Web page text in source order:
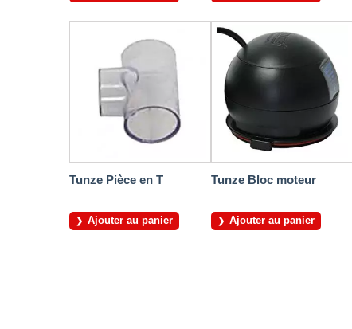
Tunze Pièce en T
Ajouter au panier
Tunze Bloc moteur
Ajouter au panier